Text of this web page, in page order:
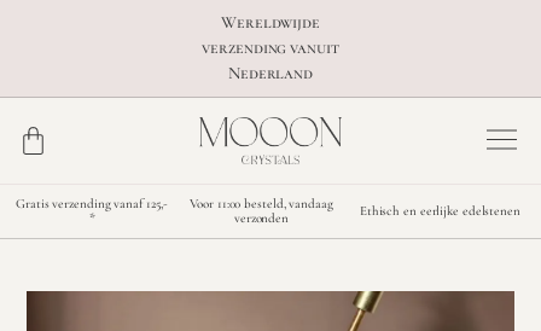
Wereldwijde
verzending vanuit
Nederland
Gratis verzending vanaf 125,-
*
Voor 11:00 besteld, vandaag
verzonden
Ethisch en eerlijke edelstenen